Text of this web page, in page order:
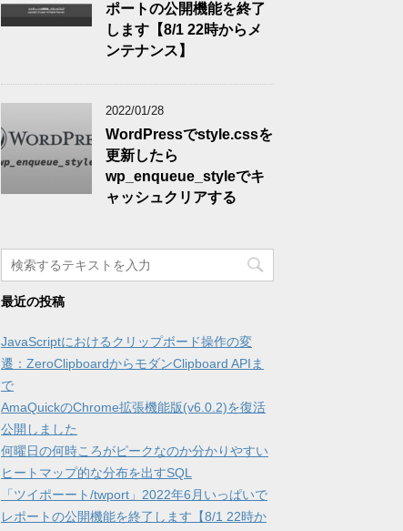
ポートの公開機能を終了
します【8/1 22時からメ
ンテナンス】
2022/01/28
WordPressでstyle.cssを
更新したら
wp_enqueue_styleでキ
ャッシュクリアする
最近の投稿
JavaScriptにおけるクリップボード操作の変
遷：ZeroClipboardからモダンClipboard APIま
で
AmaQuickのChrome拡張機能版(v6.0.2)を復活
公開しました
何曜日の何時ころがピークなのか分かりやすい
ヒートマップ的な分布を出すSQL
「ツイポーート/twport」2022年6月いっぱいで
レポートの公開機能を終了します【8/1 22時か